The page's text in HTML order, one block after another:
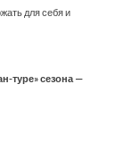
для себя и
туре» сезона —